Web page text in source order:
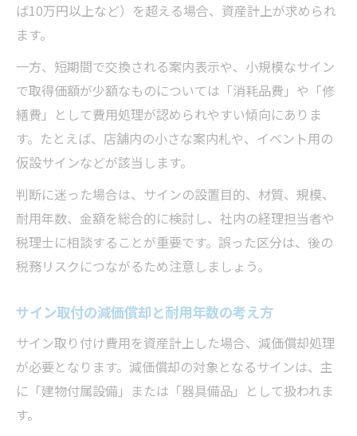
ば10万円以上など）を超える場合、資産計上が求められ
ます。
一方、短期間で交換される案内表示や、小規模なサイン
で取得価額が少額なものについては「消耗品費」や「修
繕費」として費用処理が認められやすい傾向にありま
す。たとえば、店舗内の小さな案内札や、イベント用の
仮設サインなどが該当します。
判断に迷った場合は、サインの設置目的、材質、規模、
耐用年数、金額を総合的に検討し、社内の経理担当者や
税理士に相談することが重要です。誤った区分は、後の
税務リスクにつながるため注意しましょう。
サイン取付の減価償却と耐用年数の考え方
サイン取り付け費用を資産計上した場合、減価償却処理
が必要となります。減価償却の対象となるサインは、主
に「建物付属設備」または「器具備品」として扱われま
す。